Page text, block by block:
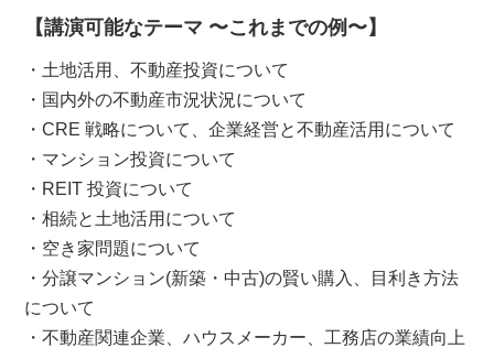
【講演可能なテーマ 〜これまでの例〜】
・土地活用、不動産投資について
・国内外の不動産市況状況について
・CRE 戦略について、企業経営と不動産活用について
・マンション投資について
・REIT 投資について
・相続と土地活用について
・空き家問題について
・分譲マンション(新築・中古)の賢い購入、目利き方法
について
・不動産関連企業、ハウスメーカー、工務店の業績向上